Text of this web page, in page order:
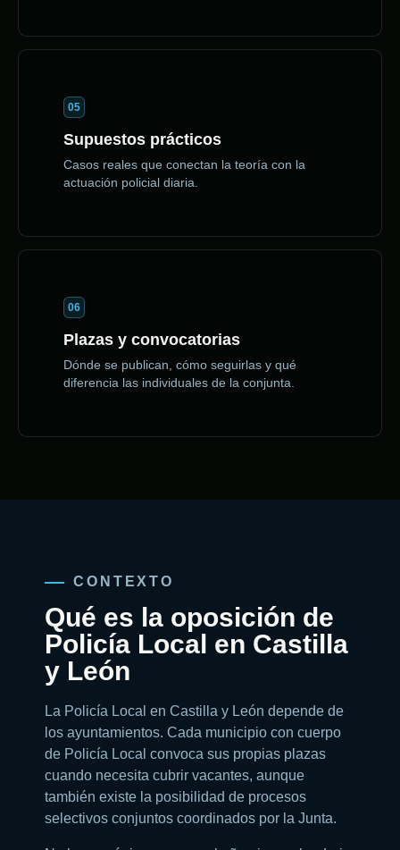
05
Supuestos prácticos
Casos reales que conectan la teoría con la
actuación policial diaria.
06
Plazas y convocatorias
Dónde se publican, cómo seguirlas y qué
diferencia las individuales de la conjunta.
CONTEXTO
Qué es la oposición de
Policía Local en Castilla
y León
La Policía Local en Castilla y León depende de
los ayuntamientos. Cada municipio con cuerpo
de Policía Local convoca sus propias plazas
cuando necesita cubrir vacantes, aunque
también existe la posibilidad de procesos
selectivos conjuntos coordinados por la Junta.